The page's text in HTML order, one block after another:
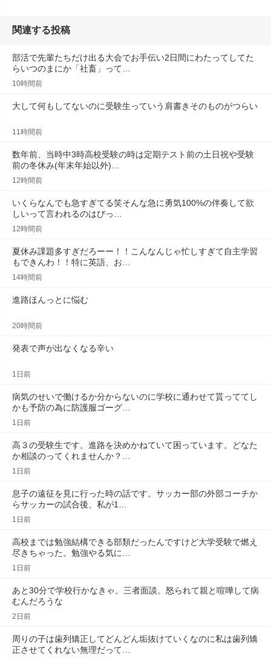
関連する投稿
部活で先輩たちだけ出る大会でお手伝い2日間にわたってしてた
らいつのまにか「社畜」って…
10時間前
大して何もしてないのに受験生っていう肩書きそのものがつらい
11時間前
数年前、当時中3時高校受験の時は定期テスト前の土日祝や受験
前の冬休み(年末年始以外)…
12時間前
いくらなんでも急すぎてる笑そんな急に勇気100%の伴奏して欲
しいって言われるのはびっ…
12時間前
夏休み課題多すぎだろーー！！こんなんじゃ忙しすぎて自主学習
もできんわ！！特に英語、お…
14時間前
進路ほんっとに悩む
20時間前
発表で声が出なくなる辛い
1日前
病気のせいで働けるか分からないのに学校に通わせて貰っててし
かも予防の為に防護服ゴーグ…
1日前
高３の受験生です。進路を決めかねていて困っています。どなた
か相談のってくれませんか？…
1日前
息子の遠征を見に行った時の話です。サッカー部の外部コーチか
らサッカーの試合後、私が1…
1日前
高校までは勉強結構できる部類だったんですけど大学受験で燃え
尽きちゃった。勉強やる気に…
1日前
あと30分で学校行かなきゃ。三者面談。怒られて親と喧嘩して病
むんだろうな
2日前
周りの子は歯列矯正してどんどん垢抜けていくなのに私は歯列矯
正させてくれない無理だって…